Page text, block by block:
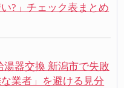
?」チェック表まとめ
湯器交換 新潟市で失敗
業者」を避ける見分